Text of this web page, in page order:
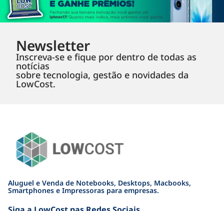
Newsletter
Inscreva-se e fique por dentro de todas as
notícias
sobre tecnologia, gestão e novidades da
LowCost.
Aluguel e Venda de Notebooks, Desktops, Macbooks,
Smartphones e Impressoras para empresas.